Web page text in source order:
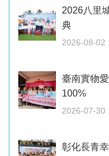
2026八里
典
2026-08-02
臺南實物
100%
2026-07-30
彰化長青